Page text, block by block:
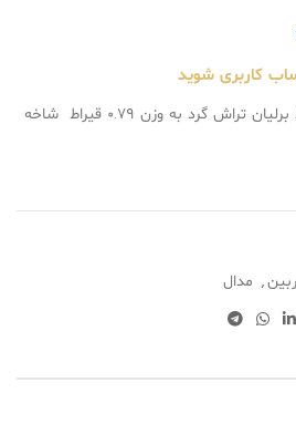
کاربری شوید
با زنجیر طلا با تعداد ۳۹ عدد برلیان تراش گرد به وزن ۰.۷۹ قیراط شاخه
, مدال